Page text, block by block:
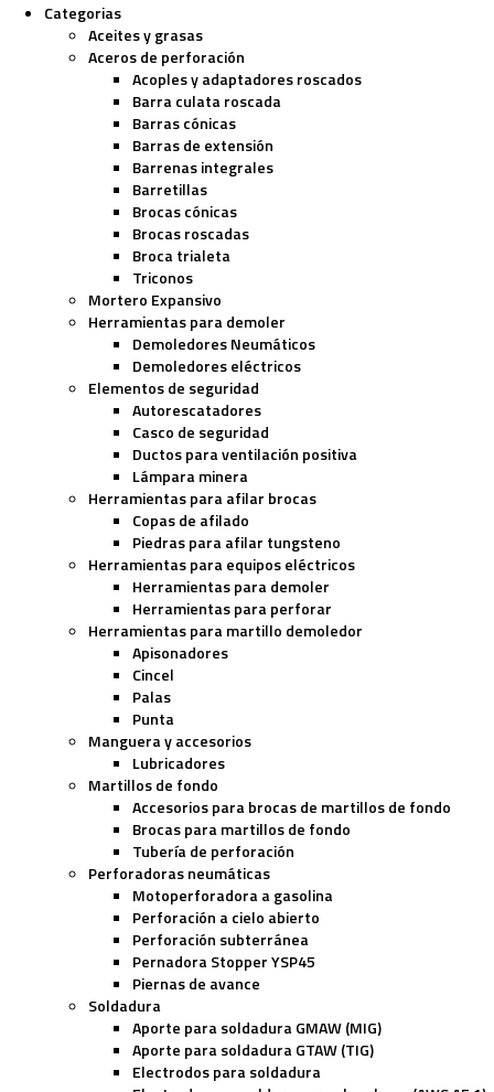
Categorias
Aceites y grasas
Aceros de perforación
Acoples y adaptadores roscados
Barra culata roscada
Barras cónicas
Barras de extensión
Barrenas integrales
Barretillas
Brocas cónicas
Brocas roscadas
Broca trialeta
Triconos
Mortero Expansivo
Herramientas para demoler
Demoledores Neumáticos
Demoledores eléctricos
Elementos de seguridad
Autorescatadores
Casco de seguridad
Ductos para ventilación positiva
Lámpara minera
Herramientas para afilar brocas
Copas de afilado
Piedras para afilar tungsteno
Herramientas para equipos eléctricos
Herramientas para demoler
Herramientas para perforar
Herramientas para martillo demoledor
Apisonadores
Cincel
Palas
Punta
Manguera y accesorios
Lubricadores
Martillos de fondo
Accesorios para brocas de martillos de fondo
Brocas para martillos de fondo
Tubería de perforación
Perforadoras neumáticas
Motoperforadora a gasolina
Perforación a cielo abierto
Perforación subterránea
Pernadora Stopper YSP45
Piernas de avance
Soldadura
Aporte para soldadura GMAW (MIG)
Aporte para soldadura GTAW (TIG)
Electrodos para soldadura